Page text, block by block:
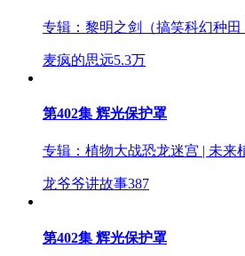
专辑： 黎明之剑（搞笑科幻种
麦疯的思远5.3万
第402集 辉光保护罩
专辑： 植物大战恐龙迷宫 | 未来
龙爷爷讲故事387
第402集 辉光保护罩